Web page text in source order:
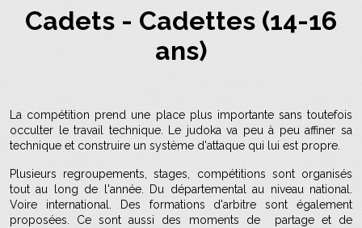
Cadets - Cadettes (14-16
ans)
La compétition prend une place plus importante sans toutefois
occulter le travail technique. Le judoka va peu à peu affiner sa
technique et construire un système d'attaque qui lui est propre.
Plusieurs regroupements, stages, compétitions sont organisés
tout au long de l'année. Du départemental au niveau national.
Voire international. Des formations d'arbitre sont également
proposées. Ce sont aussi des moments de partage et de